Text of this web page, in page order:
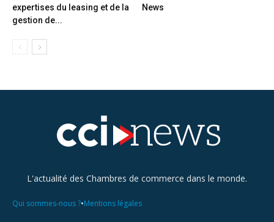
expertises du leasing et de la
gestion de...
News
L'actualité des Chambres de commerce dans le monde.
Qui sommes-nous ?•Mentions légales